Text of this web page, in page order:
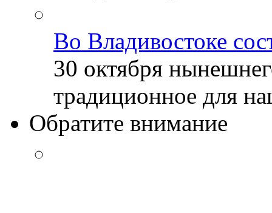
Во Владивостоке
30 октября
традиционное для
Обратите внимание